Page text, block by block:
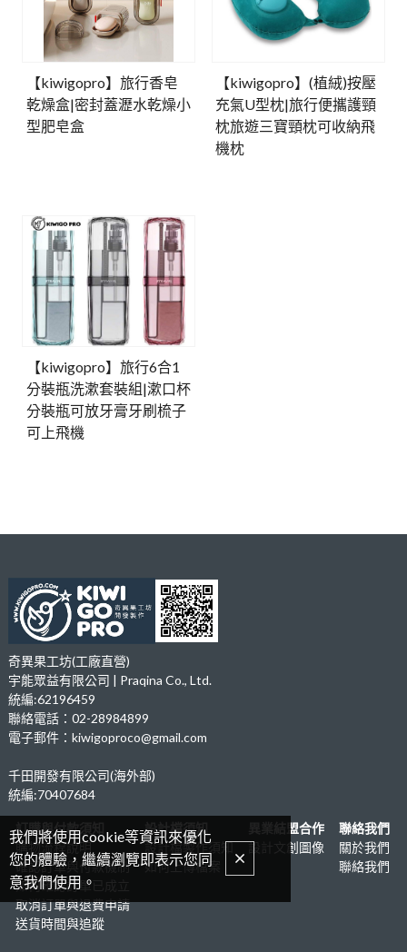
【kiwigopro】旅行香皂
乾燥盒|密封蓋瀝水乾燥小
型肥皂盒
【kiwigopro】(植絨)按壓
充氣U型枕|旅行便攜護頸
枕旅遊三寶頸枕可收納飛
機枕
【kiwigopro】旅行6合1
分裝瓶洗漱套裝組|漱口杯
分裝瓶可放牙膏牙刷梳子
可上飛機
奇異果工坊(工廠直營)
宇能眾益有限公司 | Praqina Co., Ltd.
統編:62196459
聯絡電話：02-28984899
電子郵件：kiwigoproco@gmail.com
千田開發有限公司(海外部)
統編:70407684
訂購與付款須知
購物流程說明
確認訂單與付款機制
如何確認訂單已成立
取消訂單與退費申請
送貨時間與追蹤
設計檔須知
設計檔製作須知
如何上傳檔案
異業結盟合作
設計文創圖像
聯絡我們
關於我們
聯絡我們
我們將使用cookie等資訊來優化
您的體驗，繼續瀏覽即表示您同
意我們使用。